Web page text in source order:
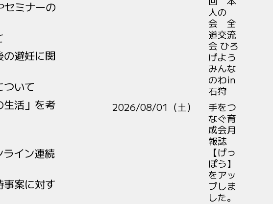
セミナーの
避妊に関
いて
生活」を考
イン連続
案に対す
人の
会 全
道交流
会 ひろ
げよう
みんな
のわin
石狩
2026/08/01（土）
手をつ
なぐ育
成会月
報誌
【げっ
ぽう】
をアッ
プしま
した。